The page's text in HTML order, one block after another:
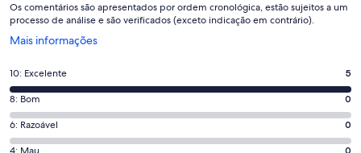
Os comentários são apresentados por ordem cronológica, estão sujeitos a um
processo de análise e são verificados (exceto indicação em contrário).
Mais informações
Abre
nova
janela
Pontuação
de
10,
o
que
10: Excelente 5
Pontuação
de
8,
8: Bom 0
Pontuação
de
6: Razoável 0
0